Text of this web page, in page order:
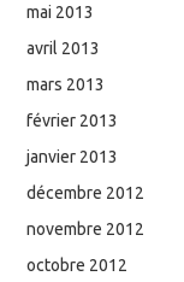
mai 2013
avril 2013
mars 2013
février 2013
janvier 2013
décembre 2012
novembre 2012
octobre 2012